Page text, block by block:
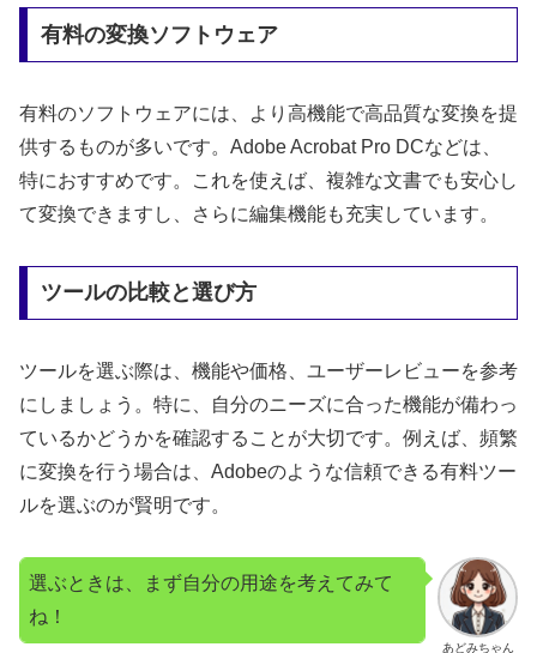
有料の変換ソフトウェア
有料のソフトウェアには、より高機能で高品質な変換を提
供するものが多いです。Adobe Acrobat Pro DCなどは、
特におすすめです。これを使えば、複雑な文書でも安心し
て変換できますし、さらに編集機能も充実しています。
ツールの比較と選び方
ツールを選ぶ際は、機能や価格、ユーザーレビューを参考
にしましょう。特に、自分のニーズに合った機能が備わっ
ているかどうかを確認することが大切です。例えば、頻繁
に変換を行う場合は、Adobeのような信頼できる有料ツー
ルを選ぶのが賢明です。
あどみちゃん
選ぶときは、まず自分の用途を考えてみて
ね！